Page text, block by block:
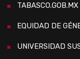
TABASCO.GOB.MX
EQUIDAD DE
UNIVERSIDAD